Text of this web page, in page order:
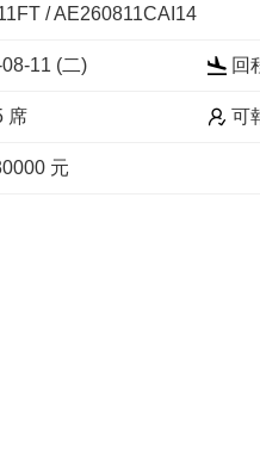
/ AE260811CAI14
11 (二) 回
席 可
元